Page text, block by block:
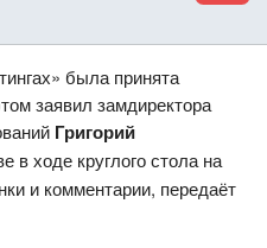
была принята
заявил замдиректора
Григорий
в ходе круглого стола на
и комментарии, передаёт